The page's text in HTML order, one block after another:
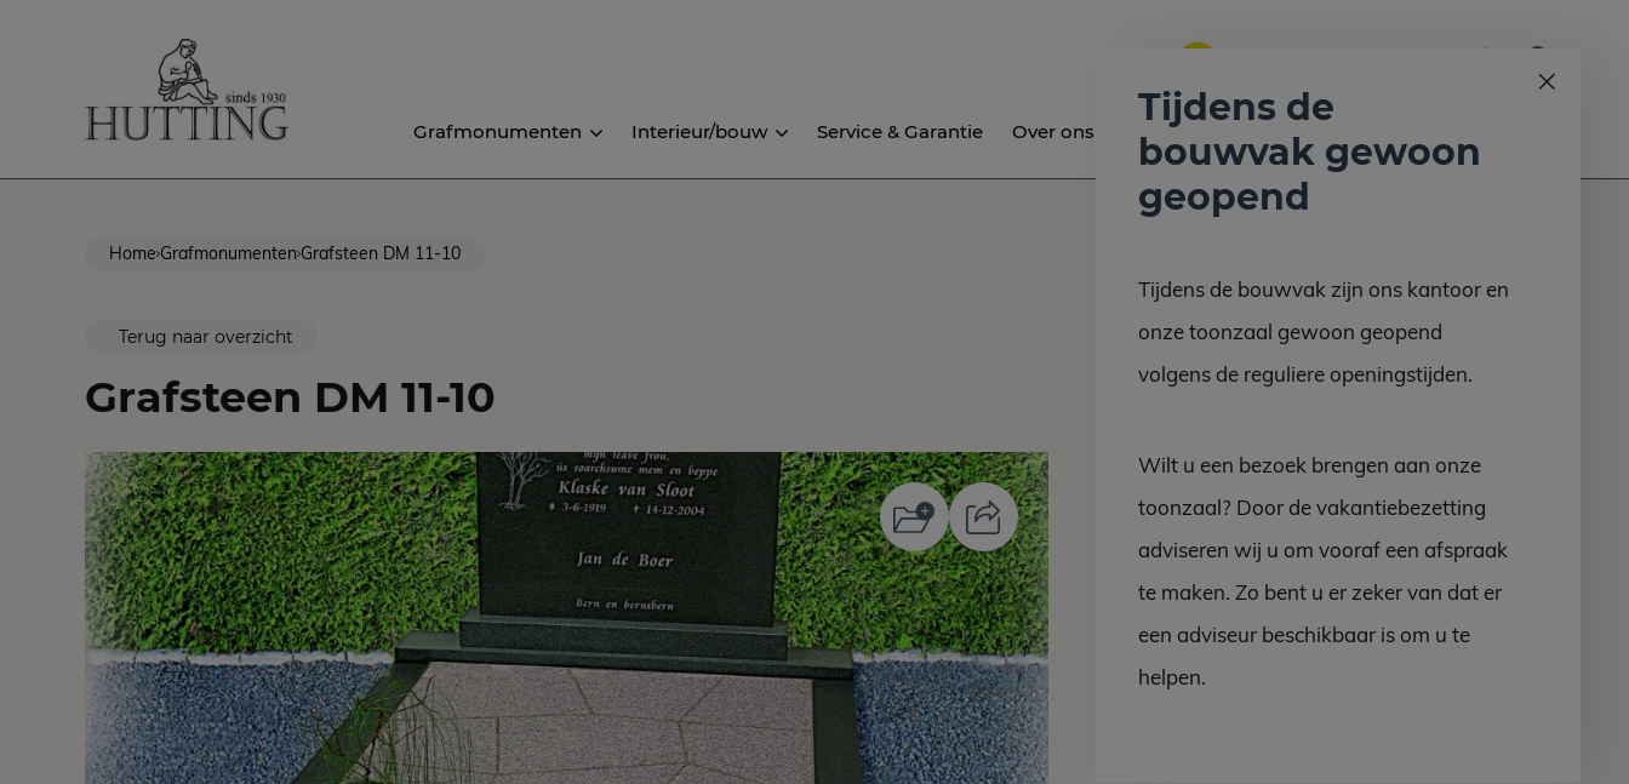
Grafmonumenten Interieur/bouw Service & Garantie Over ons Nieuws
Home Grafmonumenten Grafsteen DM 11-10
Terug naar overzicht
Grafsteen DM 11-10
Tijdens de
bouwvak gewoon
geopend
Tijdens de bouwvak zijn ons kantoor en
onze toonzaal gewoon geopend
volgens de reguliere openingstijden.
Wilt u een bezoek brengen aan onze
toonzaal? Door de vakantiebezetting
adviseren wij u om vooraf een afspraak
te maken. Zo bent u er zeker van dat er
een adviseur beschikbaar is om u te
helpen.